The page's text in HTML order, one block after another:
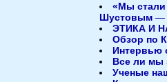
«Мы стали
Шустовым
ЭТИКА И
Обзор по
Интервью
Все ли мы
Ученые